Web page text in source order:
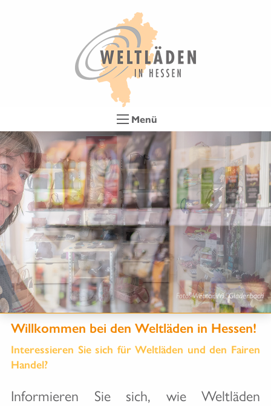
Menü
Foto: Weltladen-Dachverband
for a better world
Foto: WL Gladenbach
Willkommen bei den Weltläden in Hessen!
Interessieren Sie sich für Weltläden und den Fairen
Handel?
Informieren Sie sich, wie Weltläden